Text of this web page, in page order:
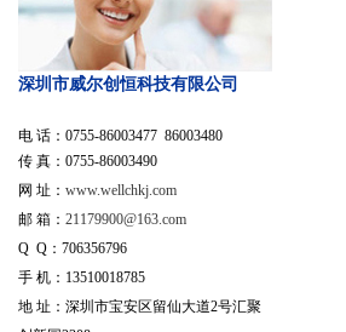
深圳市威尔创恒科技有限公司
电 话：0755-86003477 86003480
传 真：0755-86003490
网 址： www.wellchkj.com
邮 箱： 21179900@163.com
Q Q：706356796
手 机：13510018785
地 址：深圳市宝安区留仙大道2号汇聚